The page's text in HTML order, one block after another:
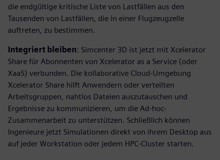
die endgültige kritische Liste von Lastfällen aus den
Tausenden von Lastfällen, die in einer Flugzeugzelle
auftreten, zu bestimmen.
Integriert bleiben: Simcenter 3D ist jetzt mit Xcelerator
Share für Abonnenten von Xcelerator as a Service (oder
XaaS) verbunden. Die kollaborative Cloud-Umgebung
Xcelerator Share hilft Anwendern oder verteilten
Arbeitsgruppen, nahtlos Dateien auszutauschen und
Ergebnisse zu kommunizieren, um die Ad-hoc-
Zusammenarbeit zu unterstützen. Schließlich können
Ingenieure jetzt Simulationen direkt von ihrem Desktop aus
auf jeder Workstation oder jedem HPC-Cluster starten.